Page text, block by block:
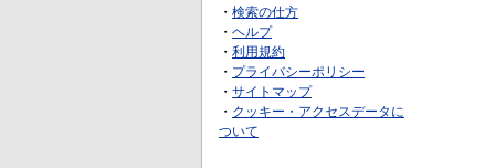
・ 検索の仕方
・ ヘルプ
・ 利用規約
・ プライバシーポリシー
・ サイトマップ
・ クッキー・アクセスデータに
ついて